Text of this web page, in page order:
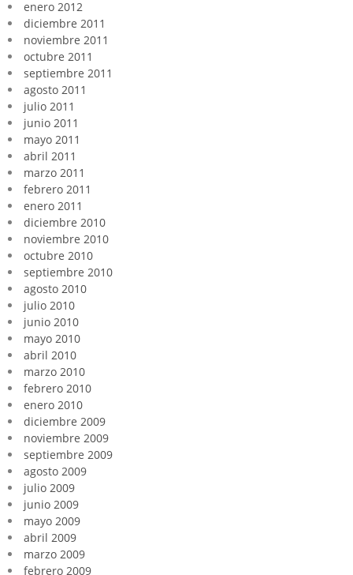
enero 2012
diciembre 2011
noviembre 2011
octubre 2011
septiembre 2011
agosto 2011
julio 2011
junio 2011
mayo 2011
abril 2011
marzo 2011
febrero 2011
enero 2011
diciembre 2010
noviembre 2010
octubre 2010
septiembre 2010
agosto 2010
julio 2010
junio 2010
mayo 2010
abril 2010
marzo 2010
febrero 2010
enero 2010
diciembre 2009
noviembre 2009
septiembre 2009
agosto 2009
julio 2009
junio 2009
mayo 2009
abril 2009
marzo 2009
febrero 2009